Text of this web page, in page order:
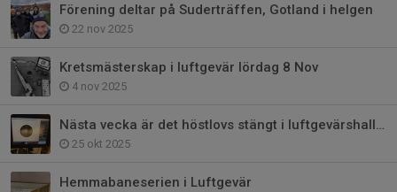
Förening deltar på Suderträffen, Gotland i helgen
22 nov 2025
Kretsmästerskap i luftgevär lördag 8 Nov
4 nov 2025
Nästa vecka är det höstlovs stängt i luftgevärshallen.
25 okt 2025
Hemmabaneserien i Luftgevär